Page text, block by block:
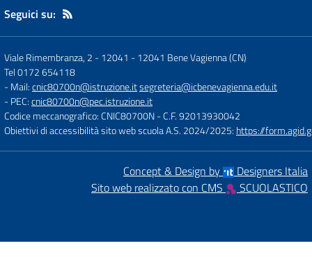
Seguici su:
Viale Rimembranza, 2 - 12041 -12041 Bene Vagienna (CN)
Tel 0172 654118
- Mail:cnic80700n@istruzione.itsegreteria@icbenevagienna.edu.it
- PEC:cnic80700n@pec.istruzione.it
Codice meccanografico: CNIC80700N- C.F. 92013930042
Obiettivi di accessibilità sito web scuola A.S. 2024/2025: https://
Concept & Design by
Designers Italia
Sito web realizzato con CMS
SCUOLASTICO